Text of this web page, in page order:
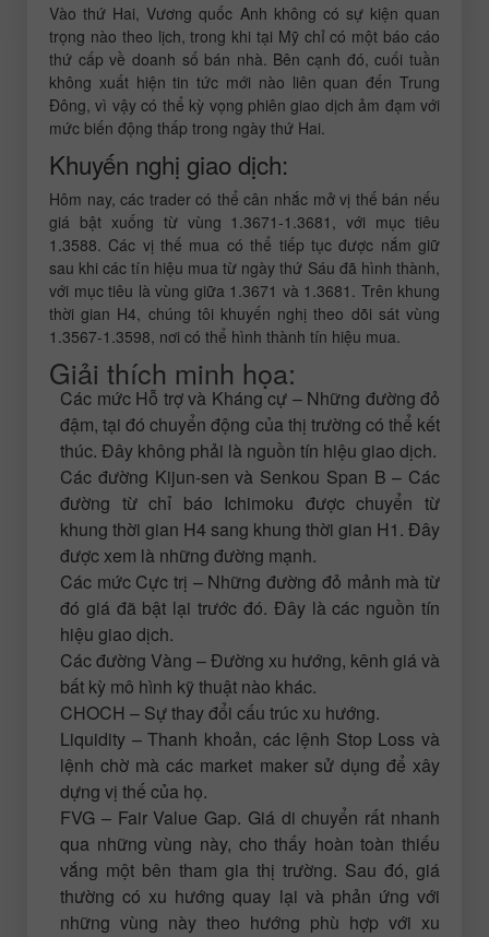
Vào thứ Hai, Vương quốc Anh không có sự kiện quan
trọng nào theo lịch, trong khi tại Mỹ chỉ có một báo cáo
thứ cấp về doanh số bán nhà. Bên cạnh đó, cuối tuần
không xuất hiện tin tức mới nào liên quan đến Trung
Đông, vì vậy có thể kỳ vọng phiên giao dịch ảm đạm với
mức biến động thấp trong ngày thứ Hai.
Khuyến nghị giao dịch:
Hôm nay, các trader có thể cân nhắc mở vị thế bán nếu
giá bật xuống từ vùng 1.3671-1.3681, với mục tiêu
1.3588. Các vị thế mua có thể tiếp tục được nắm giữ
sau khi các tín hiệu mua từ ngày thứ Sáu đã hình thành,
với mục tiêu là vùng giữa 1.3671 và 1.3681. Trên khung
thời gian H4, chúng tôi khuyến nghị theo dõi sát vùng
1.3567-1.3598, nơi có thể hình thành tín hiệu mua.
Giải thích minh họa:
Các mức Hỗ trợ và Kháng cự – Những đường đỏ
đậm, tại đó chuyển động của thị trường có thể kết
thúc. Đây không phải là nguồn tín hiệu giao dịch.
Các đường Kijun-sen và Senkou Span B – Các
đường từ chỉ báo Ichimoku được chuyển từ
khung thời gian H4 sang khung thời gian H1. Đây
được xem là những đường mạnh.
Các mức Cực trị – Những đường đỏ mảnh mà từ
đó giá đã bật lại trước đó. Đây là các nguồn tín
hiệu giao dịch.
Các đường Vàng – Đường xu hướng, kênh giá và
bất kỳ mô hình kỹ thuật nào khác.
CHOCH – Sự thay đổi cấu trúc xu hướng.
Liquidity – Thanh khoản, các lệnh Stop Loss và
lệnh chờ mà các market maker sử dụng để xây
dựng vị thế của họ.
FVG – Fair Value Gap. Giá di chuyển rất nhanh
qua những vùng này, cho thấy hoàn toàn thiếu
vắng một bên tham gia thị trường. Sau đó, giá
thường có xu hướng quay lại và phản ứng với
những vùng này theo hướng phù hợp với xu